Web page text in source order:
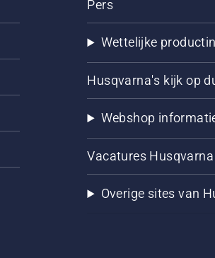
Pers
Wettelijke
Husqvarna's kijk op
Webshop
Vacatures Husqvarna
Overige sites van